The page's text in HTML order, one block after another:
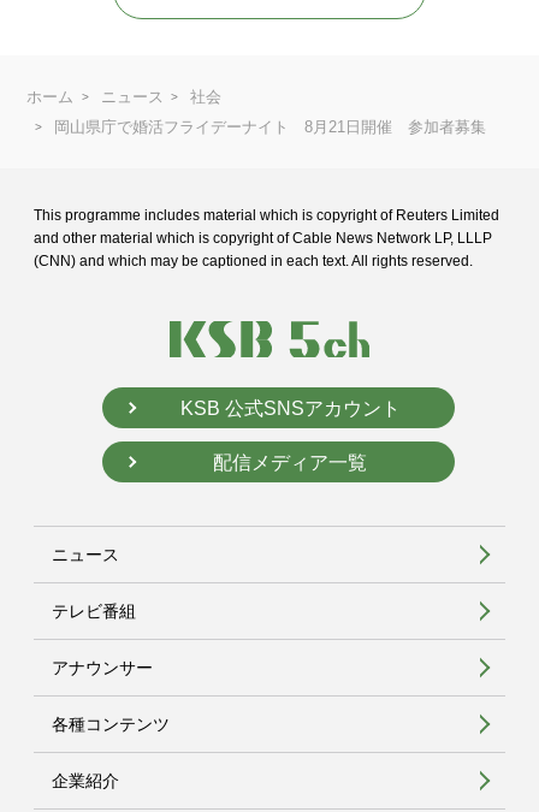
ホーム ニュース
社会
岡山県庁で婚活フライデーナイト 8月21日開催 参加者募集
This programme includes material which is copyright of Reuters Limited
and other material which is copyright of Cable News Network LP, LLLP
(CNN) and which may be captioned in each text. All rights reserved.
KSB 公式SNSアカウント
配信メディア一覧
ニュース
テレビ番組
アナウンサー
各種コンテンツ
企業紹介